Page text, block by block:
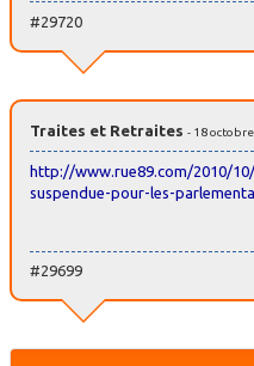
#29720
Traites et Retraites - 18
http://www.rue89.com/2010/
suspendue-pour-les-
#29699